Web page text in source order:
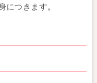
につきます。